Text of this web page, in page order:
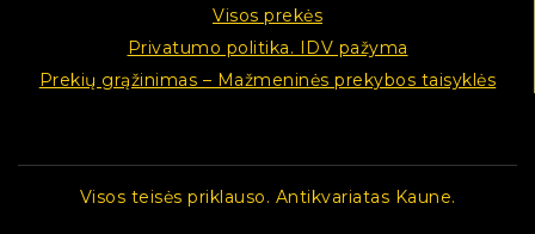
Visos prekės
Privatumo politika. IDV pažyma
Prekių grąžinimas – Mažmeninės prekybos taisyklės
Visos teisės priklauso. Antikvariatas Kaune.